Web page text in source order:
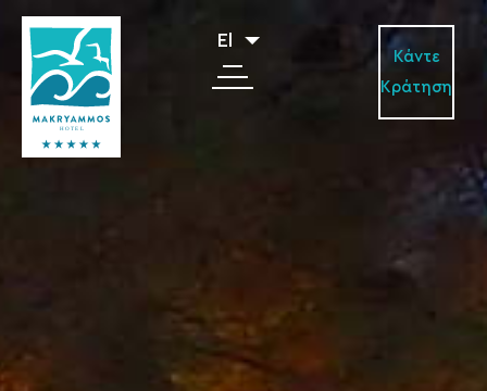
El
Κάντε
Κράτηση